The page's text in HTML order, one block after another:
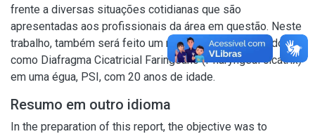
frente a diversas situações cotidianas que são
apresentadas aos profissionais da área em questão. Neste
trabalho, também será feito um relato de caso intitulado
como Diafragma Cicatricial Faringeano (Pharyngeal cicatrix)
em uma égua, PSI, com 20 anos de idade.
Resumo em outro idioma
In the preparation of this report, the objective was to